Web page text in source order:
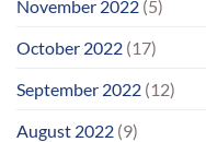
November 2022 (5)
October 2022 (17)
September 2022 (12)
August 2022 (9)